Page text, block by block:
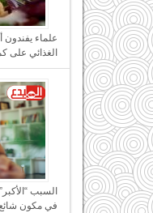
علماء
الغذائي على
السبب
في مكون